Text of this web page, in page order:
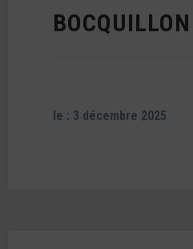
le : 3 décembre 2025